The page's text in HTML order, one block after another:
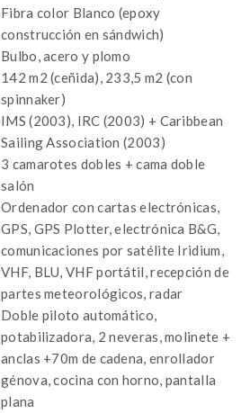
Fibra color Blanco (epoxy
construcción en sándwich)
Bulbo, acero y plomo
142 m2 (ceñida), 233,5 m2 (con
spinnaker)
IMS (2003), IRC (2003) + Caribbean
Sailing Association (2003)
3 camarotes dobles + cama doble
salón
Ordenador con cartas electrónicas,
GPS, GPS Plotter, electrónica B&G,
comunicaciones por satélite Iridium,
VHF, BLU, VHF portátil, recepción de
partes meteorológicos, radar
Doble piloto automático,
potabilizadora, 2 neveras, molinete +
anclas +70m de cadena, enrollador
génova, cocina con horno, pantalla
plana